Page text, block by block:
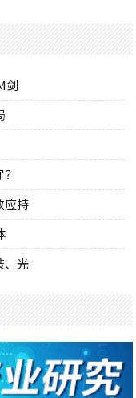
剑
应持
、光